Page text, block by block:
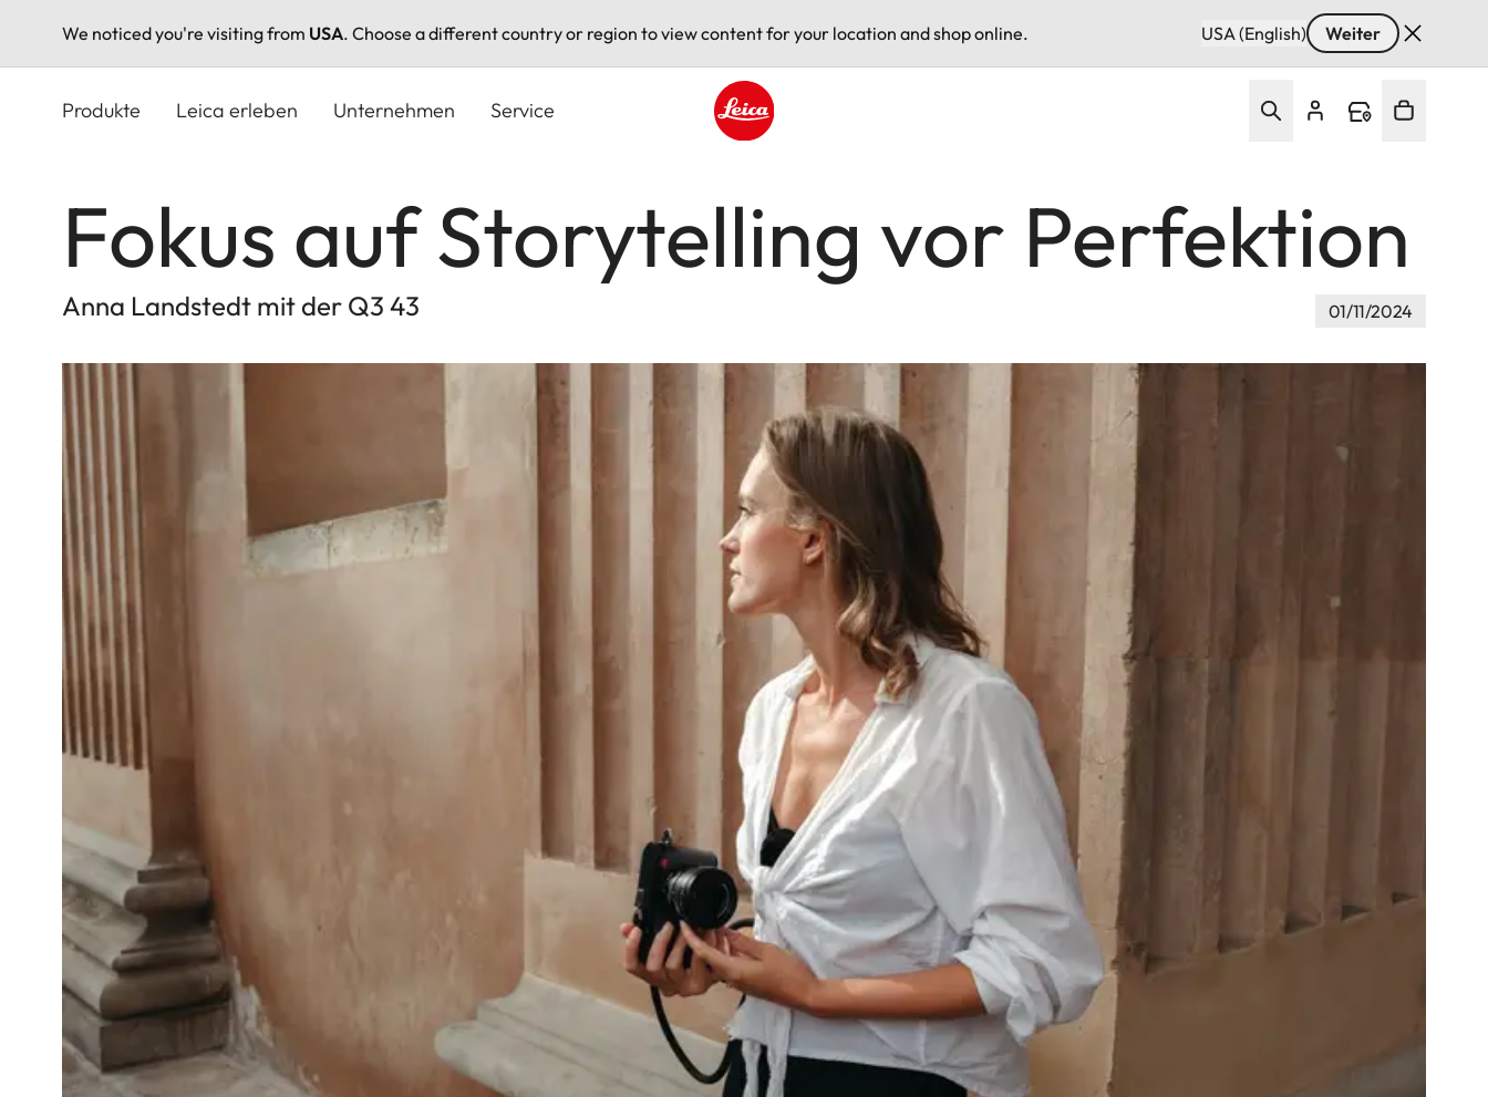
We noticed you're visiting from USA. Choose a different country or region to view content for your location and shop online. USA (English) Weiter
Produkte Leica erleben Unternehmen Service
Fokus auf Storytelling vor Perfektion
Anna Landstedt mit der Q3 43 01/11/2024